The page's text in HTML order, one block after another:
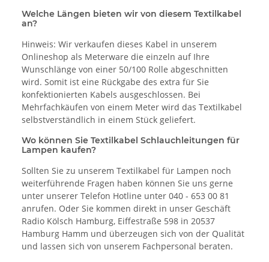
Welche Längen bieten wir von diesem Textilkabel
an?
Hinweis: Wir verkaufen dieses Kabel in unserem
Onlineshop als Meterware die einzeln auf Ihre
Wunschlänge von einer 50/100 Rolle abgeschnitten
wird. Somit ist eine Rückgabe des extra für Sie
konfektionierten Kabels ausgeschlossen. Bei
Mehrfachkäufen von einem Meter wird das Textilkabel
selbstverständlich in einem Stück geliefert.
Wo können Sie Textilkabel Schlauchleitungen für
Lampen kaufen?
Sollten Sie zu unserem Textilkabel für Lampen noch
weiterführende Fragen haben können Sie uns gerne
unter unserer Telefon Hotline unter 040 - 653 00 81
anrufen. Oder Sie kommen direkt in unser Geschäft
Radio Kölsch Hamburg, Eiffestraße 598 in 20537
Hamburg Hamm und überzeugen sich von der Qualität
und lassen sich von unserem Fachpersonal beraten.